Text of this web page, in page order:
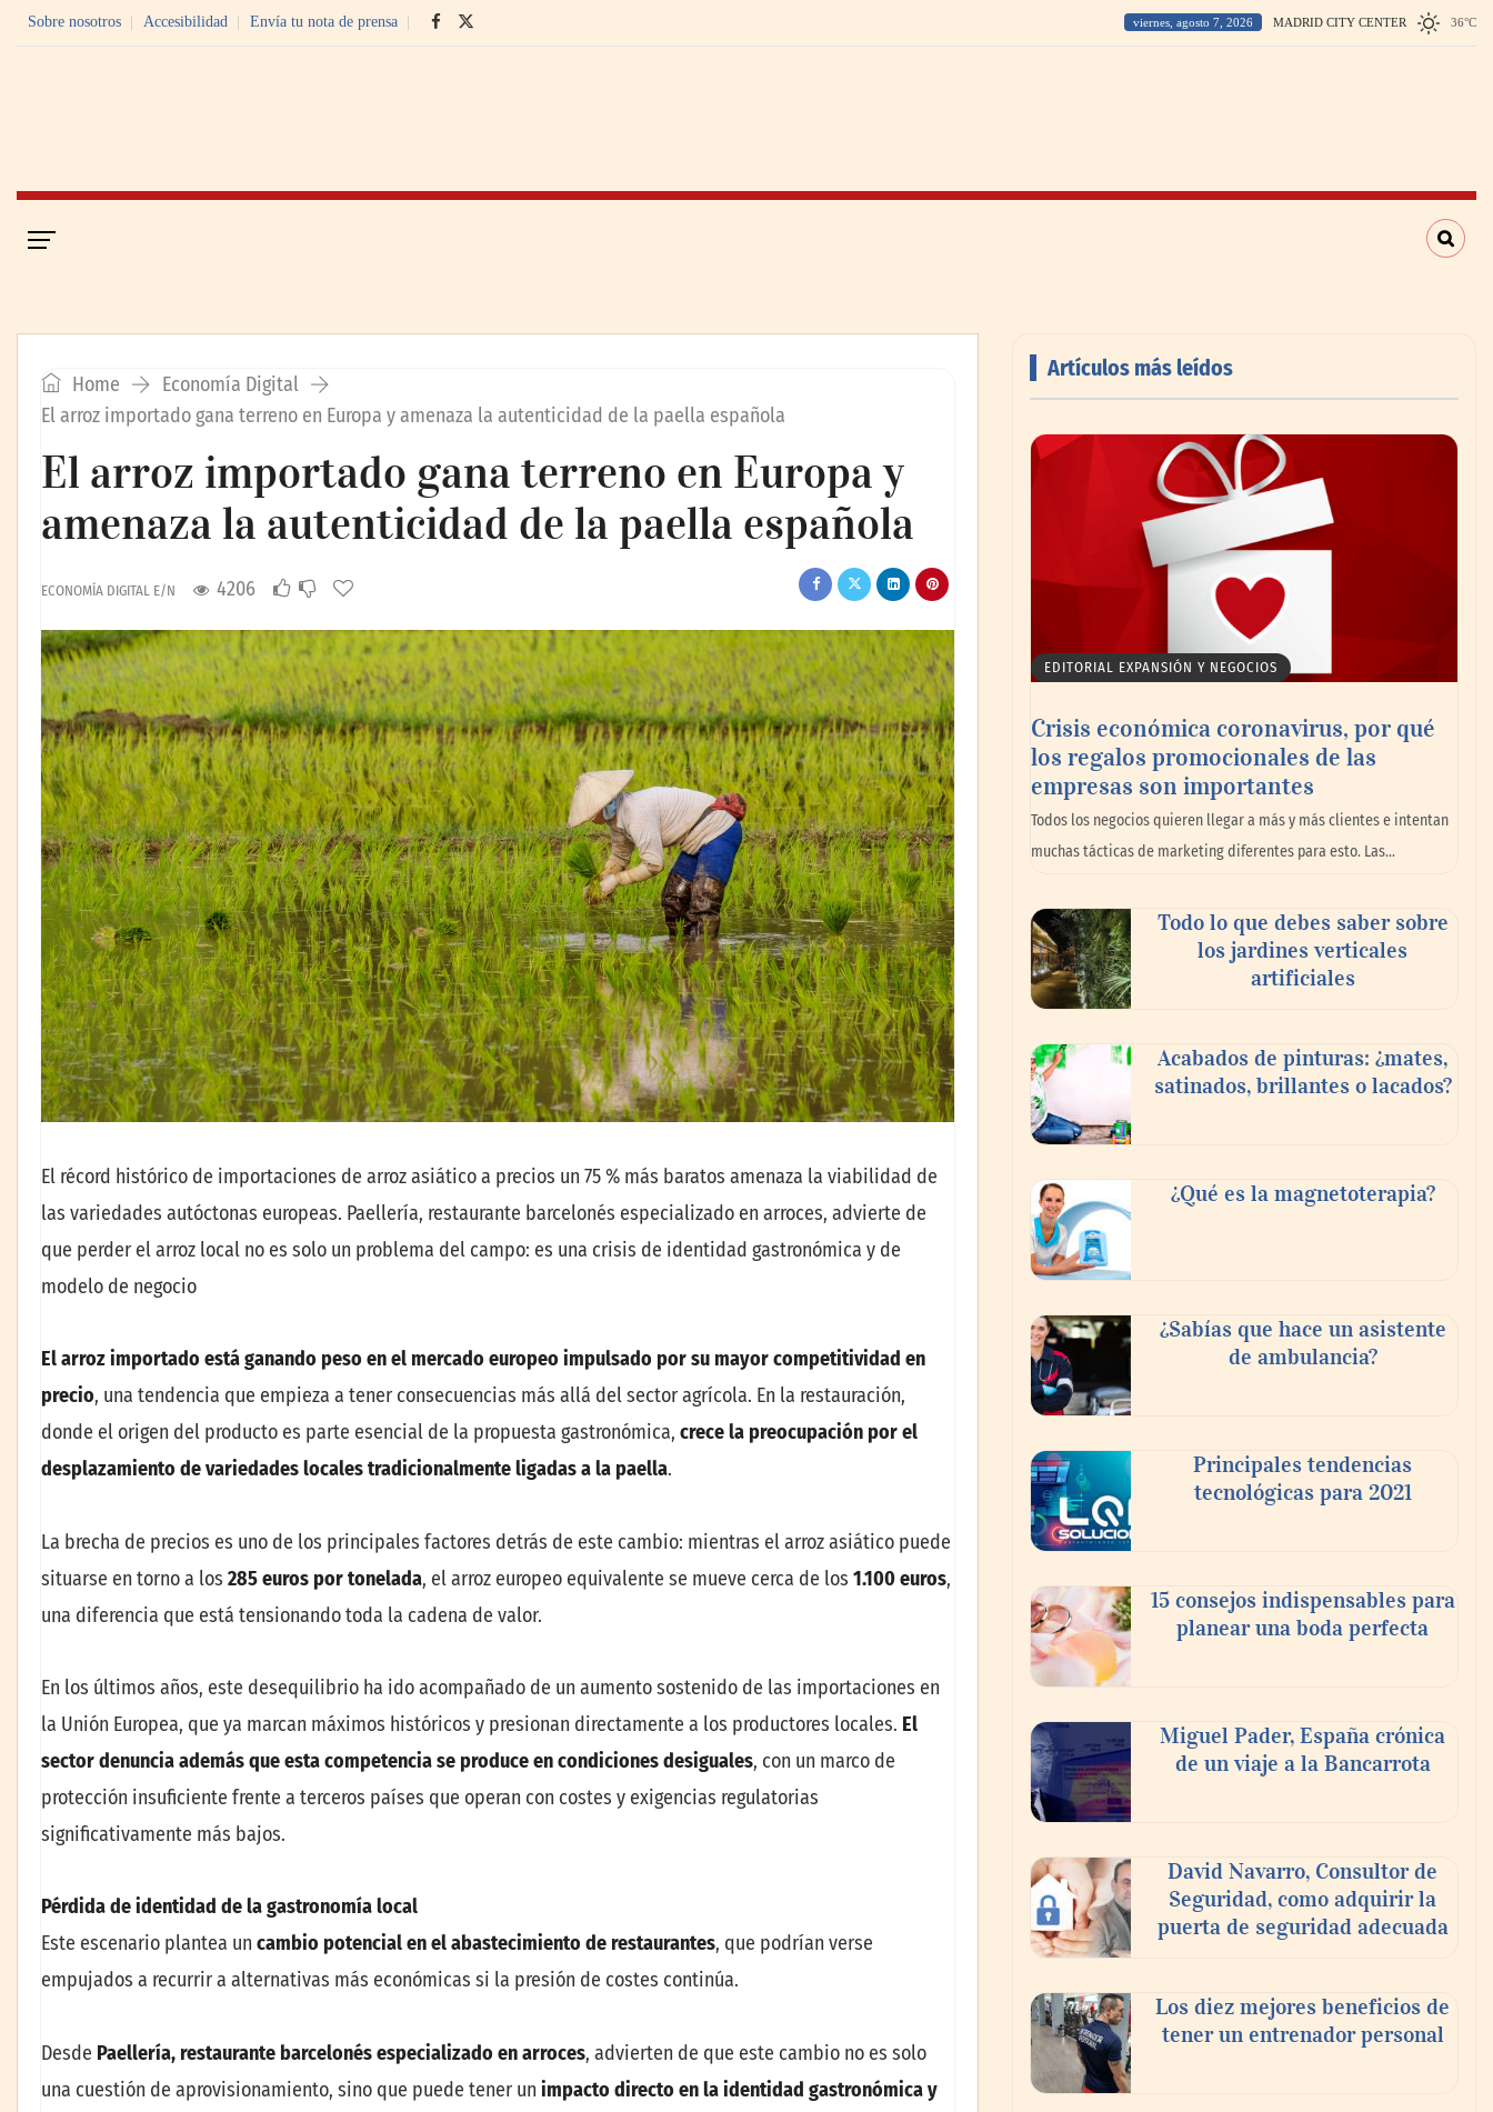
Sobre nosotros Accesibilidad Envía tu nota de prensa viernes, agosto 7, 2026 MADRID CITY CENTER 36°C
Home
Economía Digital
El arroz importado gana terreno en Europa y amenaza la autenticidad de la paella española
El arroz importado gana terreno en Europa y
amenaza la autenticidad de la paella española
ECONOMÍA DIGITAL E/N 4206
El récord histórico de importaciones de arroz asiático a precios un 75 % más baratos amenaza la viabilidad de
las variedades autóctonas europeas. Paellería, restaurante barcelonés especializado en arroces, advierte de
que perder el arroz local no es solo un problema del campo: es una crisis de identidad gastronómica y de
modelo de negocio
El arroz importado está ganando peso en el mercado europeo impulsado por su mayor competitividad en
precio, una tendencia que empieza a tener consecuencias más allá del sector agrícola. En la restauración,
donde el origen del producto es parte esencial de la propuesta gastronómica, crece la preocupación por el
desplazamiento de variedades locales tradicionalmente ligadas a la paella.
La brecha de precios es uno de los principales factores detrás de este cambio: mientras el arroz asiático puede
situarse en torno a los 285 euros por tonelada, el arroz europeo equivalente se mueve cerca de los 1.100 euros,
una diferencia que está tensionando toda la cadena de valor.
En los últimos años, este desequilibrio ha ido acompañado de un aumento sostenido de las importaciones en
la Unión Europea, que ya marcan máximos históricos y presionan directamente a los productores locales. El
sector denuncia además que esta competencia se produce en condiciones desiguales, con un marco de
protección insuficiente frente a terceros países que operan con costes y exigencias regulatorias
significativamente más bajos.
Pérdida de identidad de la gastronomía local
Este escenario plantea un cambio potencial en el abastecimiento de restaurantes, que podrían verse
empujados a recurrir a alternativas más económicas si la presión de costes continúa.
Desde Paellería, restaurante barcelonés especializado en arroces, advierten de que este cambio no es solo
una cuestión de aprovisionamiento, sino que puede tener un impacto directo en la identidad gastronómica y
Artículos más leídos
EDITORIAL EXPANSIÓN Y NEGOCIOS
Crisis económica coronavirus, por qué
los regalos promocionales de las
empresas son importantes
Todos los negocios quieren llegar a más y más clientes e intentan
muchas tácticas de marketing diferentes para esto. Las…
Todo lo que debes saber sobre
los jardines verticales
artificiales
Acabados de pinturas: ¿mates,
satinados, brillantes o lacados?
¿Qué es la magnetoterapia?
¿Sabías que hace un asistente
de ambulancia?
Principales tendencias
tecnológicas para 2021
15 consejos indispensables para
planear una boda perfecta
Miguel Pader, España crónica
de un viaje a la Bancarrota
David Navarro, Consultor de
Seguridad, como adquirir la
puerta de seguridad adecuada
Los diez mejores beneficios de
tener un entrenador personal